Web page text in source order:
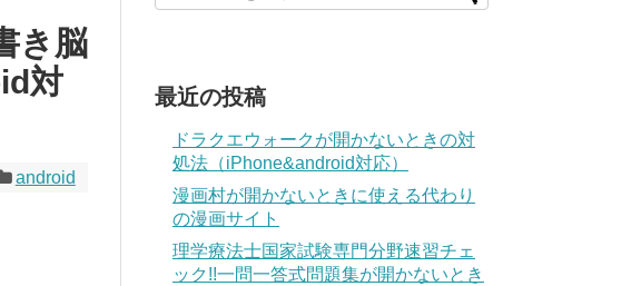
き脳
対
android
最近の投稿
ドラクエウォークが開かないときの対
処法（iPhone&android対応）
漫画村が開かないときに使える代わり
の漫画サイト
理学療法士国家試験専門分野速習チェ
ック!!一問一答式問題集が開かないとき